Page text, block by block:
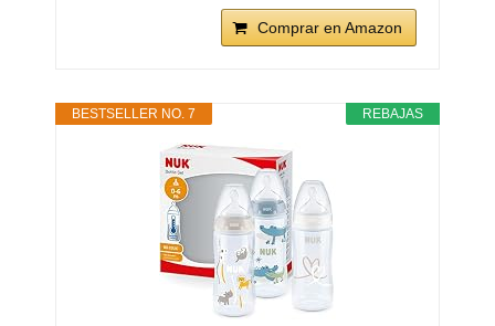
Comprar en Amazon
REBAJAS
BESTSELLER NO. 7